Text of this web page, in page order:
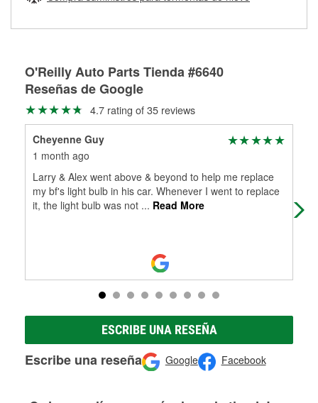
partes de reemplazo correctas para tu reparación.
O'Reilly Auto Parts Tienda #6640
Reseñas de Google
4.7 rating of 35 reviews
Cheyenne Guy
1 month ago
Larry & Alex went above & beyond to help me replace
my bf's light bulb in his car. Whenever I went to replace
it, the light bulb was not ... Read More
ESCRIBE UNA RESEÑA
Escribe una reseña Google Facebook